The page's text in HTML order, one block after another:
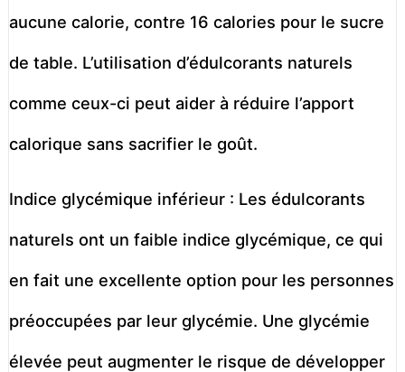
aucune calorie, contre 16 calories pour le sucre
de table. L’utilisation d’édulcorants naturels
comme ceux-ci peut aider à réduire l’apport
calorique sans sacrifier le goût.
Indice glycémique inférieur : Les édulcorants
naturels ont un faible indice glycémique, ce qui
en fait une excellente option pour les personnes
préoccupées par leur glycémie. Une glycémie
élevée peut augmenter le risque de développer